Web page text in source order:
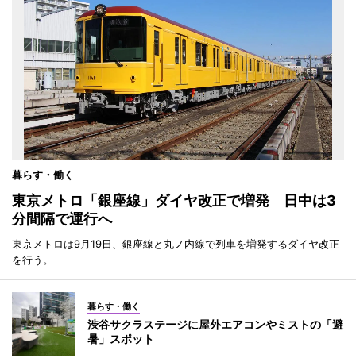
暮らす・働く
東京メトロ「銀座線」ダイヤ改正で増発 日中は3
分間隔で運行へ
東京メトロは9月19日、銀座線と丸ノ内線で列車を増発するダイヤ改正
を行う。
暮らす・働く
渋谷サクラステージに屋外エアコンやミストの「避
暑」スポット